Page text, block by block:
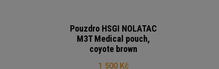
Pouzdro HSGI NOLATAC
M3T Medical pouch,
coyote brown
1 500 Kč